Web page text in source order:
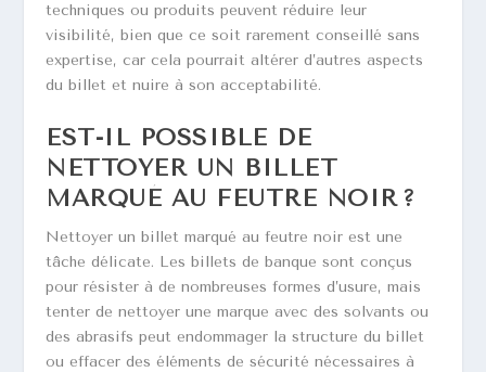
techniques ou produits peuvent réduire leur
visibilité, bien que ce soit rarement conseillé sans
expertise, car cela pourrait altérer d’autres aspects
du billet et nuire à son acceptabilité.
EST-IL POSSIBLE DE
NETTOYER UN BILLET
MARQUÉ AU FEUTRE NOIR ?
Nettoyer un billet marqué au feutre noir est une
tâche délicate. Les billets de banque sont conçus
pour résister à de nombreuses formes d’usure, mais
tenter de nettoyer une marque avec des solvants ou
des abrasifs peut endommager la structure du billet
ou effacer des éléments de sécurité nécessaires à